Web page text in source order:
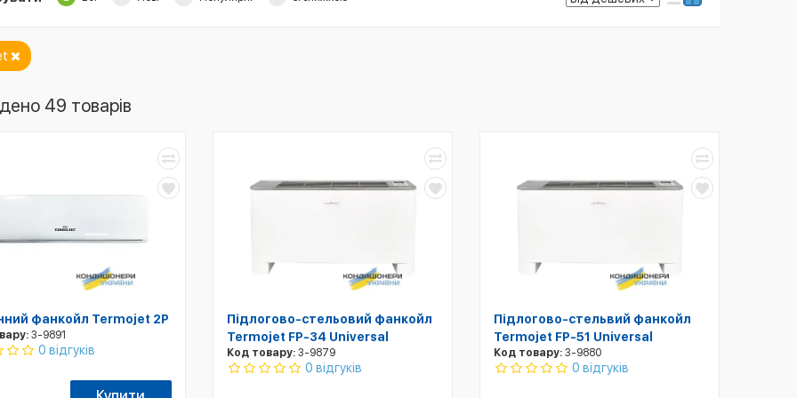
49 товарів
фанкойл Termojet 2P
3-9891
0 відгуків
Підлогово-стельовий фанкойл
Termojet FP-34 Universal
Код товару:3-9879
0 відгуків
Підлогово-стельвий фанкойл
Termojet FP-51 Universal
Код товару:3-9880
0 відгуків